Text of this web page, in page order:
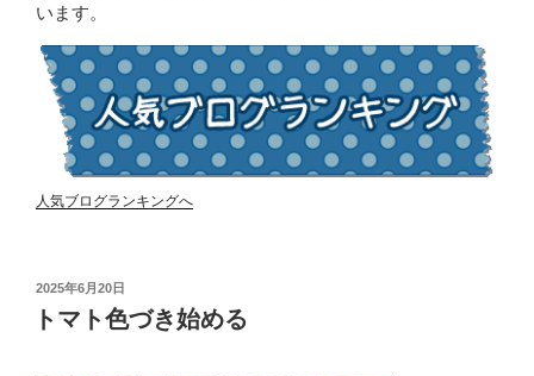
います。
人気ブログランキングへ
投
稿
日:
2025年6月20日
トマト色づき始める